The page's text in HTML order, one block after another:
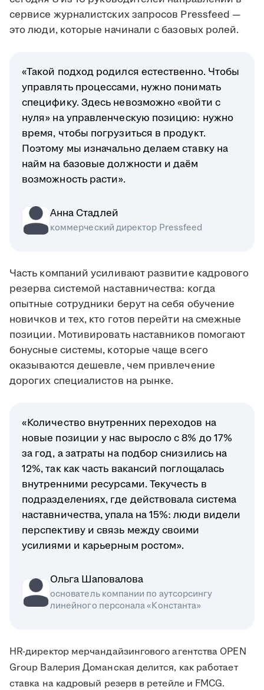
сервисе журналистских запросов Pressfeed —
это люди, которые начинали с базовых ролей.
«Такой подход родился естественно. Чтобы
управлять процессами, нужно понимать
специфику. Здесь невозможно «войти с
нуля» на управленческую позицию: нужно
время, чтобы погрузиться в продукт.
Поэтому мы изначально делаем ставку на
найм на базовые должности и даём
возможность расти».
Анна Стадлей
коммерческий директор Pressfeed
Часть компаний усиливают развитие кадрового
резерва системой наставничества: когда
опытные сотрудники берут на себя обучение
новичков и тех, кто готов перейти на смежные
позиции. Мотивировать наставников помогают
бонусные системы, которые чаще всего
оказываются дешевле, чем привлечение
дорогих специалистов на рынке.
«Количество внутренних переходов на
новые позиции у нас выросло с 8% до 17%
за год, а затраты на подбор снизились на
12%, так как часть вакансий поглощалась
внутренними ресурсами. Текучесть в
подразделениях, где действовала система
наставничества, упала на 15%: люди видели
перспективу и связь между своими
усилиями и карьерным ростом».
Ольга Шаповалова
основатель компании по аутсорсингу
линейного персонала «Константа»
HR-директор мерчандайзингового агентства OPEN
Group Валерия Доманская делится, как работает
ставка на кадровый резерв в ретейле и FMCG.